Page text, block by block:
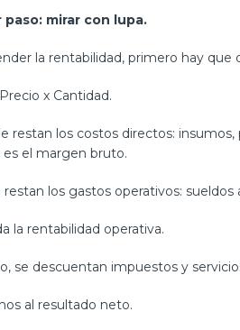
paso: mirar con lupa.
la rentabilidad, primero hay que
x Cantidad.
restan los costos directos:
es el margen bruto.
restan los gastos operativos:
la rentabilidad operativa.
se descuentan impuestos y
al resultado neto.